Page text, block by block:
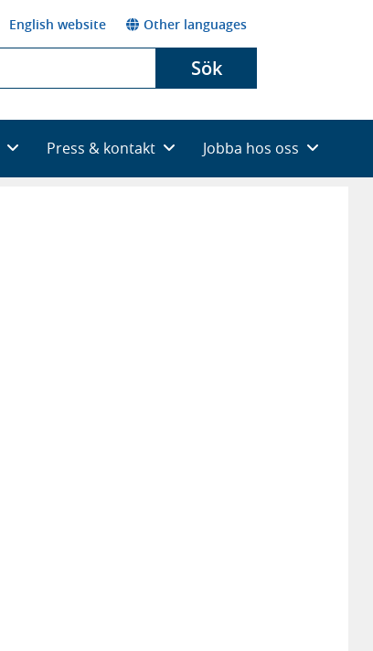
English website Other languages
Sök
Press & kontakt Jobba hos oss